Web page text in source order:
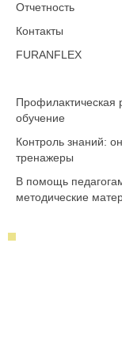
Отчетность
Контакты
FURANFLEX
Профилактическая
обучение
Контроль знаний:
тренажеры
В помощь
методические